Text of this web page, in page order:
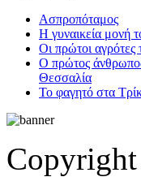
Ασπροπόταμος
Η γυναικεία μονή
Οι πρώτοι
Ο πρώτος
Θεσσαλία
Το φαγητό στα